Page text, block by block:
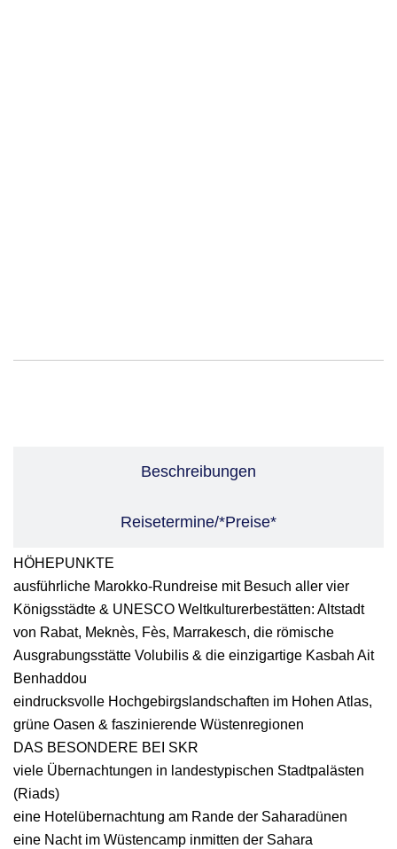
Beschreibungen
Reisetermine/*Preise*
HÖHEPUNKTE
ausführliche Marokko-Rundreise mit Besuch aller vier
Königsstädte & UNESCO Weltkulturerbestätten: Altstadt
von Rabat, Meknès, Fès, Marrakesch, die römische
Ausgrabungsstätte Volubilis & die einzigartige Kasbah Ait
Benhaddou
eindrucksvolle Hochgebirgslandschaften im Hohen Atlas,
grüne Oasen & faszinierende Wüstenregionen
DAS BESONDERE BEI SKR
viele Übernachtungen in landestypischen Stadtpalästen
(Riads)
eine Hotelübernachtung am Rande der Saharadünen
eine Nacht im Wüstencamp inmitten der Sahara